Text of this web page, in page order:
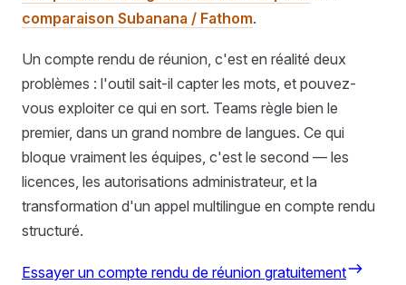
comparaison Subanana / Fathom.
Un compte rendu de réunion, c'est en réalité deux
problèmes : l'outil sait-il capter les mots, et pouvez-
vous exploiter ce qui en sort. Teams règle bien le
premier, dans un grand nombre de langues. Ce qui
bloque vraiment les équipes, c'est le second — les
licences, les autorisations administrateur, et la
transformation d'un appel multilingue en compte rendu
structuré.
Essayer un compte rendu de réunion gratuitement